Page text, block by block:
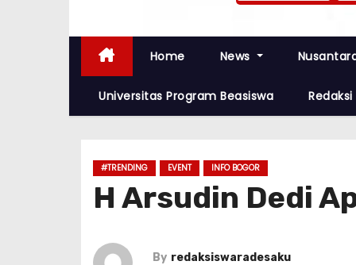
Home News
Universitas Program Beasiswa Redaksi
#TRENDING EVENT INFO BOGOR
H Arsudin Dedi
By redaksiswaradesaku